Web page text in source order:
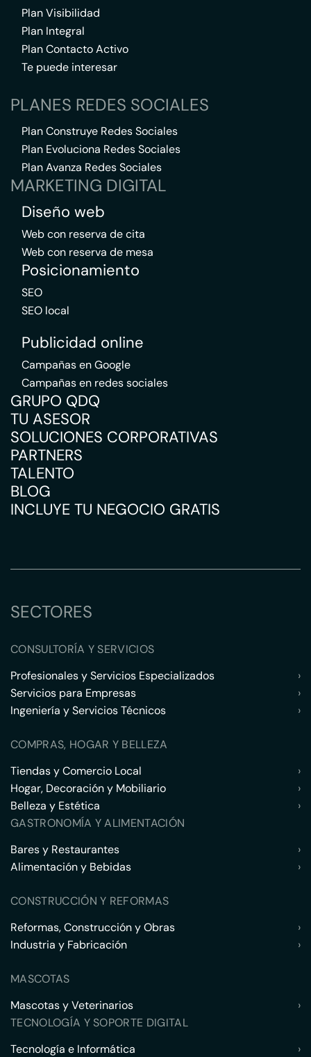
Plan Visibilidad
Plan Integral
Plan Contacto Activo
Te puede interesar
PLANES REDES SOCIALES
Plan Construye Redes Sociales
Plan Evoluciona Redes Sociales
Plan Avanza Redes Sociales
MARKETING DIGITAL
Diseño web
Web con reserva de cita
Web con reserva de mesa
Posicionamiento
SEO
SEO local
Publicidad online
Campañas en Google
Campañas en redes sociales
GRUPO QDQ
TU ASESOR
SOLUCIONES CORPORATIVAS
PARTNERS
TALENTO
BLOG
INCLUYE TU NEGOCIO GRATIS
SECTORES
CONSULTORÍA Y SERVICIOS
Profesionales y Servicios Especializados
›
Servicios para Empresas
›
Ingeniería y Servicios Técnicos
›
COMPRAS, HOGAR Y BELLEZA
Tiendas y Comercio Local
›
Hogar, Decoración y Mobiliario
›
Belleza y Estética
›
GASTRONOMÍA Y ALIMENTACIÓN
Bares y Restaurantes
›
Alimentación y Bebidas
›
CONSTRUCCIÓN Y REFORMAS
Reformas, Construcción y Obras
›
Industria y Fabricación
›
MASCOTAS
Mascotas y Veterinarios
›
TECNOLOGÍA Y SOPORTE DIGITAL
Tecnología e Informática
›